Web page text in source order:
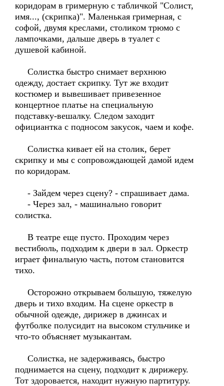
коридорам в гримерную с табличкой "Солист,
имя..., (скрипка)". Маленькая гримерная, с
софой, двумя креслами, столиком трюмо с
лампочками, дальше дверь в туалет с
душевой кабиной.
Солистка быстро снимает верхнюю
одежду, достает скрипку. Тут же входит
костюмер и вывешивает привезенное
концертное платье на специальную
подставку-вешалку. Следом заходит
официантка с подносом закусок, чаем и кофе.
Солистка кивает ей на столик, берет
скрипку и мы с сопровождающей дамой идем
по коридорам.
- Зайдем через сцену? - спрашивает дама.
- Через зал, - машинально говорит
солистка.
В театре еще пусто. Проходим через
вестибюль, подходим к двери в зал. Оркестр
играет финальную часть, потом становится
тихо.
Осторожно открываем большую, тяжелую
дверь и тихо входим. На сцене оркестр в
обычной одежде, дирижер в джинсах и
футболке полусидит на высоком стульчике и
что-то объясняет музыкантам.
Солистка, не задерживаясь, быстро
поднимается на сцену, подходит к дирижеру.
Тот здоровается, находит нужную партитуру.